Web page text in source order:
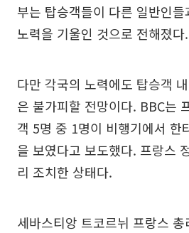
부는 탑승객들이 다른 일반인
노력을 기울인 것으로 전해졌다.
다만 각국의 노력에도 탑승객
은 불가피할 전망이다. BBC는
객 5명 중 1명이 비행기에서 한
을 보였다고 보도했다. 프랑스
리 조치한 상태다.
세바스티앙 트코르뉘 프랑스